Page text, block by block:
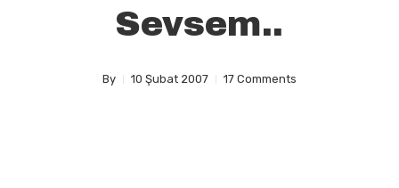
Sevsem..
By 10 Şubat 2007 17 Comments